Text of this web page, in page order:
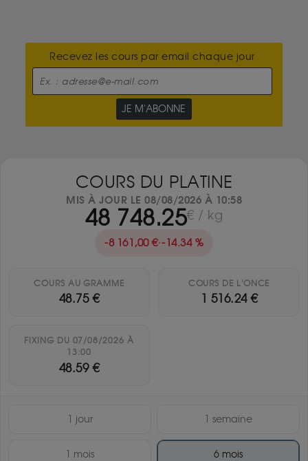
Recevez les cours par email chaque jour
JE M'ABONNE
COURS DU PLATINE
MIS À JOUR LE 08/08/2026 À 10:58
-8 161,00 €·-14.34 %
48 748.25€ / kg
COURS AU GRAMME
48.75 €
COURS DE L'ONCE
1 516.24 €
FIXING DU 07/08/2026 À
13:00
48.59 €
1 jour 1 semaine
1 mois 6 mois